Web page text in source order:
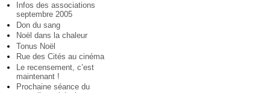
Infos des associations
septembre 2005
Don du sang
Noël dans la chaleur
Tonus Noël
Rue des Cités au cinéma
Le recensement, c’est
maintenant !
Prochaine séance du